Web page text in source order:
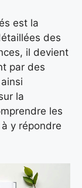
est la
des
il devient
par des
la
les
y répondre